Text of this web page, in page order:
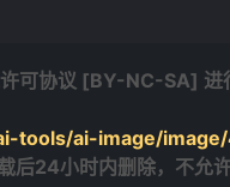
可协议 [BY-NC-SA] 进
tools/ai-image/
24小时内删除，不允